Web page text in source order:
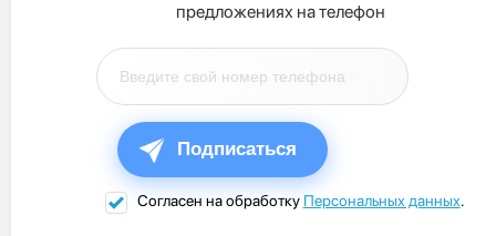
предложениях на телефон
Подписаться
Согласен на обработку Персональных данных.